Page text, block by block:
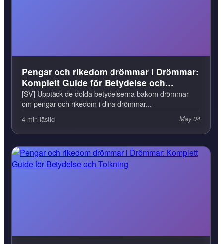
Pengar och rikedom drömmar i Drömmar:
Komplett Guide för Betydelse och
Tolkning
[SV] Upptäck de dolda betydelserna bakom drömmar
om pengar och rikedom i dina drömmar...
4 min lästid May 04